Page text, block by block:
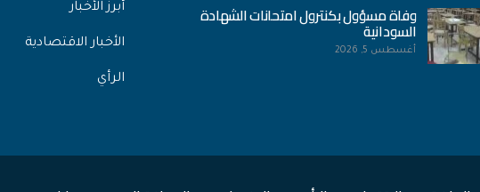
وفاة مسؤول بكنترول امتحانات الشهادة
السودانية
أغسطس 5, 2026
أبرز الأخبار
الأخبار الاقتصادية
الرأي